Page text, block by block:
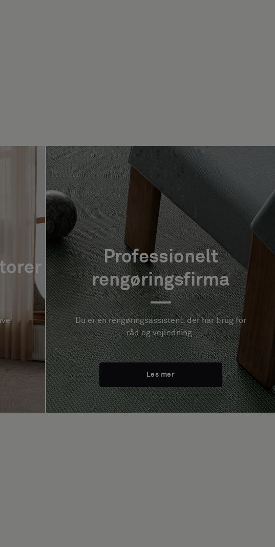
Professionelt
rengøringsfirma
Du er en rengøringsassistent, der har brug for
råd og vejledning.
Les mer